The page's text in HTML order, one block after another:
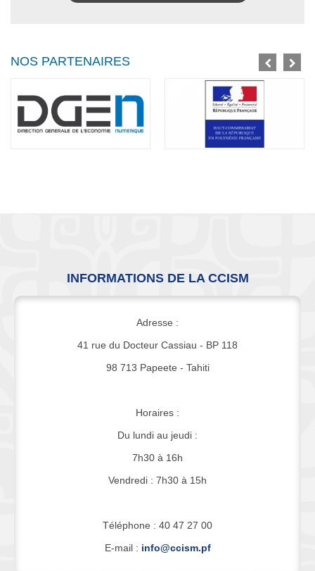
NOS PARTENAIRES
INFORMATIONS DE LA CCISM
Adresse :
41 rue du Docteur Cassiau - BP 118
98 713 Papeete - Tahiti
Horaires :
Du lundi au jeudi :
7h30 à 16h
Vendredi : 7h30 à 15h
Téléphone : 40 47 27 00
E-mail : info@ccism.pf